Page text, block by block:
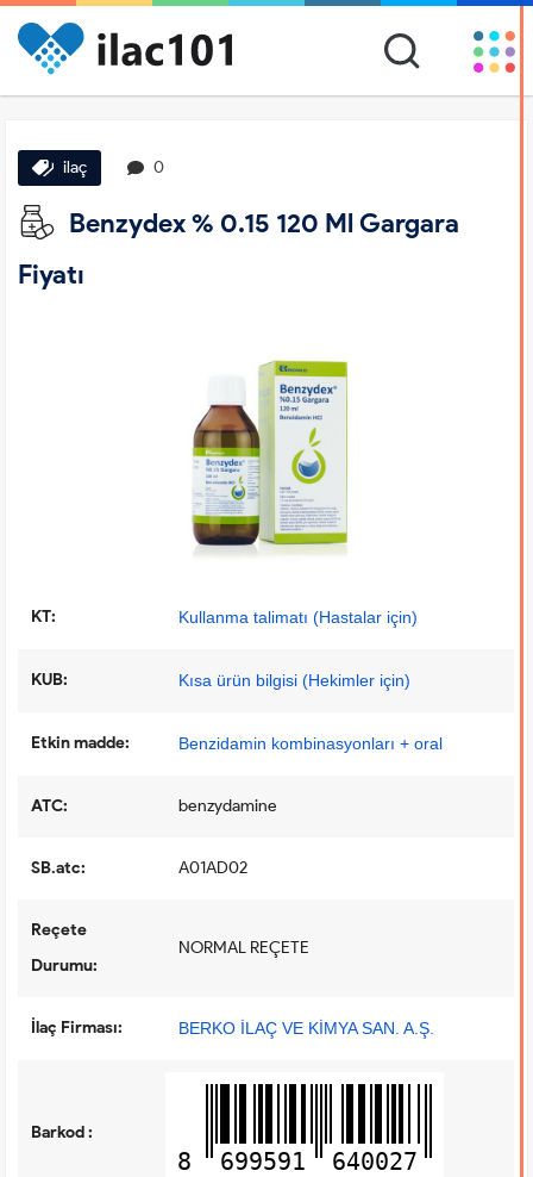
ilaç 0
Benzydex % 0.15 120 Ml Gargara
Fiyatı
KT: Kullanma talimatı (Hastalar için)
KUB: Kısa ürün bilgisi (Hekimler için)
Etkin madde: Benzidamin kombinasyonları + oral
ATC: benzydamine
SB.atc: A01AD02
Reçete
Durumu:
NORMAL REÇETE
İlaç Firması: BERKO İLAÇ VE KİMYA SAN. A.Ş.
Barkod :
8 699591 640027